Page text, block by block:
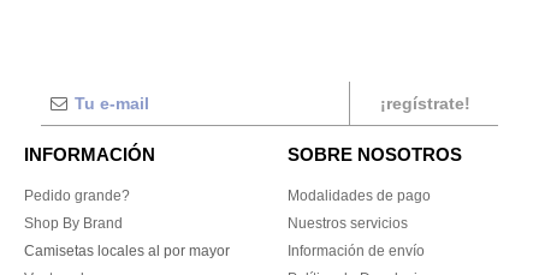
¡regístrate!
INFORMACIÓN
Pedido grande?
Shop By Brand
Camisetas locales al por mayor
SOBRE NOSOTROS
Modalidades de pago
Nuestros servicios
Información de envío